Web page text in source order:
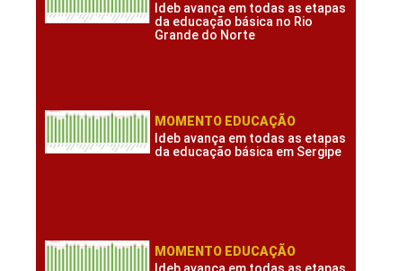
Ideb avança em todas as etapas
da educação básica no Rio
Grande do Norte
MOMENTO EDUCAÇÃO
Ideb avança em todas as etapas
da educação básica em Sergipe
MOMENTO EDUCAÇÃO